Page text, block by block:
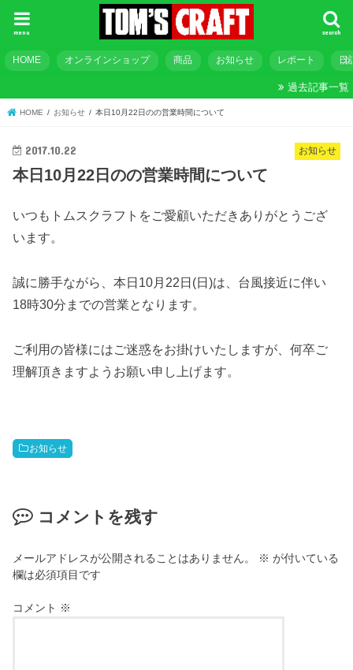
search
menu
HOME オンラインショップ 商品 お知らせ レポート 日
過去記事一覧
HOME お知らせ 本日10月22日のの営業時間について
お知らせ
2017.10.22
本日10月22日のの営業時間について
いつもトムスクラフトをご愛顧いただきありがとうござ
います。
誠に勝手ながら、本日10月22日(日)は、台風接近に伴い
18時30分までの営業となります。
ご利用の皆様にはご迷惑をお掛けいたしますが、何卒ご
理解頂きますようお願い申し上げます。
お知らせ
コメントを残す
メールアドレスが公開されることはありません。 ※ が付いている
欄は必須項目です
コメント ※